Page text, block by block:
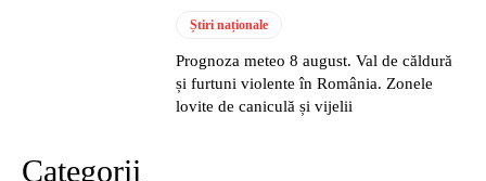
Știri naționale
Prognoza meteo 8 august. Val de căldură
și furtuni violente în România. Zonele
lovite de caniculă și vijelii
Categorii